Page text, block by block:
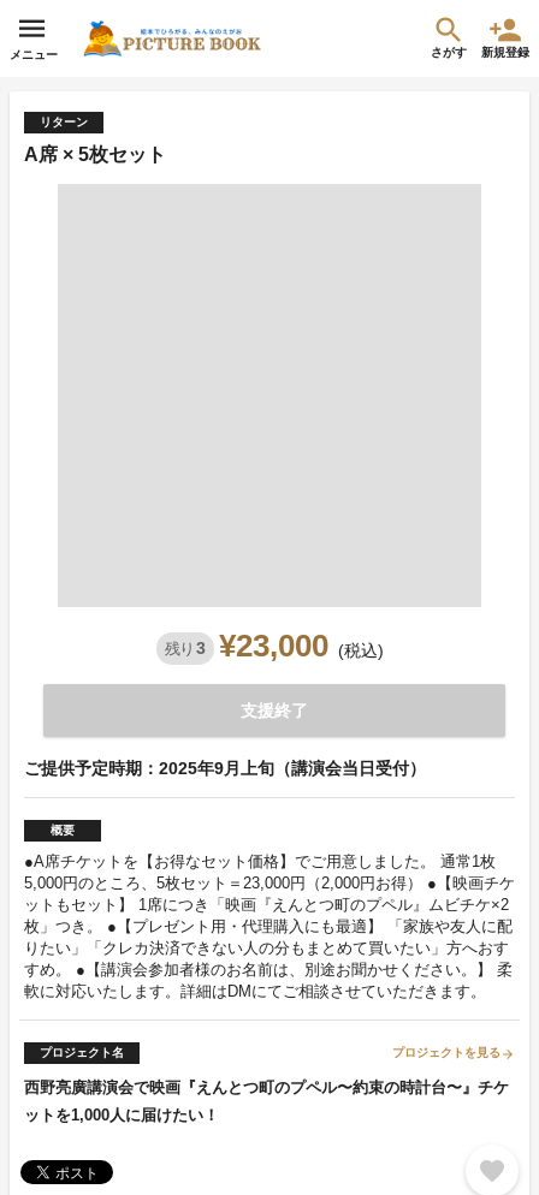
メニュー さがす 新規登録
リターン
A席 × 5枚セット
残り 3 ¥23,000 (税込)
支援終了
ご提供予定時期：2025年9月上旬（講演会当日受付）
概要
●A席チケットを【お得なセット価格】でご用意しました。 通常1枚
5,000円のところ、5枚セット＝23,000円（2,000円お得） ●【映画チケ
ットもセット】 1席につき「映画『えんとつ町のプペル』ムビチケ×2
枚」つき。 ●【プレゼント用・代理購入にも最適】 「家族や友人に配
りたい」「クレカ決済できない人の分もまとめて買いたい」方へおす
すめ。 ●【講演会参加者様のお名前は、別途お聞かせください。】 柔
軟に対応いたします。詳細はDMにてご相談させていただきます。
プロジェクト名 プロジェクトを見る arrow_forward
西野亮廣講演会で映画『えんとつ町のプペル〜約束の時計台〜』チケ
ットを1,000人に届けたい！
favorite